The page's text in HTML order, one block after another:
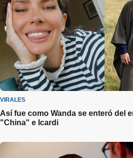
VIRALES
Así fue como Wanda se enteró del
"China" e Icardi